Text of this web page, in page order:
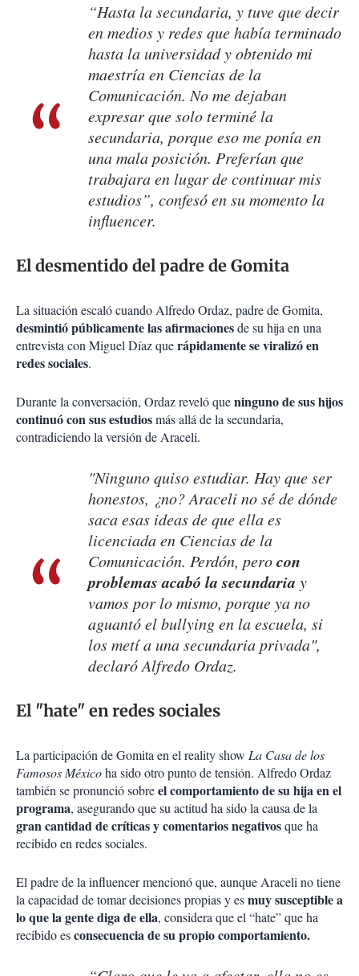
“Hasta la secundaria, y tuve que decir
en medios y redes que había terminado
hasta la universidad y obtenido mi
maestría en Ciencias de la
Comunicación. No me dejaban
expresar que solo terminé la
secundaria, porque eso me ponía en
una mala posición. Preferían que
trabajara en lugar de continuar mis
estudios”, confesó en su momento la
influencer.
El desmentido del padre de Gomita
La situación escaló cuando Alfredo Ordaz, padre de Gomita,
desmintió públicamente las afirmacionesde su hija en una
entrevista con Miguel Díaz querápidamente se viralizó en
redes sociales.
Durante la conversación, Ordaz reveló queninguno de sus hijos
continuó con sus estudiosmás allá de la secundaria,
contradiciendo la versión de Araceli.
"Ninguno quiso estudiar. Hay que ser
honestos, ¿no? Araceli no sé de dónde
saca esas ideas de que ella es
licenciada en Ciencias de la
Comunicación. Perdón, perocon
problemas acabó la secundaria y
vamos por lo mismo, porque ya no
aguantó el bullying en la escuela, si
los metí a una secundaria privada",
declaró Alfredo Ordaz.
El "hate" en redes sociales
La participación de Gomita en el reality show La Casa de los
Famosos Méxicoha sido otro punto de tensión. Alfredo Ordaz
también se pronunció sobreel comportamiento de su hija en el
programa, asegurando que su actitud ha sido la causa de la
gran cantidad de críticas y comentarios negativosque ha
recibido en redes sociales.
El padre de la influencer mencionó que, aunque Araceli no tiene
la capacidad de tomar decisiones propias y esmuy susceptible a
lo que la gente diga de ella, considera que el “hate” que ha
recibido esconsecuencia de su propio comportamiento.